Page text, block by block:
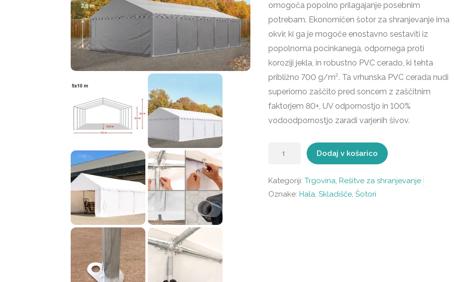
omogoča popolno prilagajanje posebnim
potrebam. Ekonomičen šotor za shranjevanje ima
okvir, ki ga je mogoče enostavno sestaviti iz
popolnoma pocinkanega, odpornega proti
koroziji jekla, in robustno PVC cerado, ki tehta
približno 700 g/m². Ta vrhunska PVC cerada nudi
superiorno zaščito pred soncem z zaščitnim
faktorjem 80+, UV odpornostjo in 100%
vodoodpornostjo zaradi varjenih šivov.
Dodaj v košarico
Kategoriji: Trgovina, Rešitve za shranjevanje
Oznake: Hala, Skladišče, Šotori